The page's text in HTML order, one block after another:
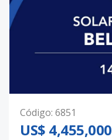
Código: 6851
US$ 4,455,000